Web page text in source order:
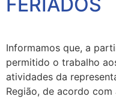
FERIADOS
Informamos que, a
permitido o trabalho
atividades da
Região, de acordo